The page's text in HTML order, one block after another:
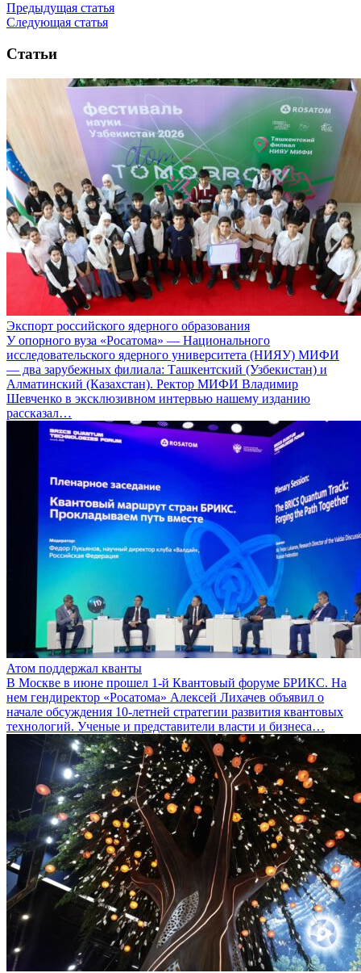
Предыдущая статья
Следующая статья
Статьи
Экспорт российского ядерного образования
У опорного вуза «Росатома» — Национального
исследовательского ядерного университета (НИЯУ) МИФИ
— два зарубежных филиала: Ташкентский (Узбекистан) и
Алматинский (Казахстан). Ректор МИФИ Владимир
Шевченко в эксклюзивном интервью нашему изданию
рассказал…
Атом поддержал кванты
В Москве в июне прошел 1-й Квантовый форуме БРИКС. На
нем гендиректор «Росатома» Алексей Лихачев объявил о
начале обсуждения 10-летней стратегии развития квантовых
технологий. Ученые и представители власти и бизнеса…